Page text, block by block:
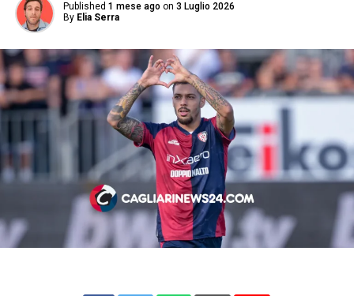
Published 1 mese ago on 3 Luglio 2026
By Elia Serra